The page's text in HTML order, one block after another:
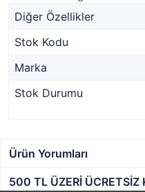
Diğer Özellikler
Stok Kodu
Marka
Stok Durumu
Ürün Yorumları
500 TL ÜZERİ ÜCRETSİZ